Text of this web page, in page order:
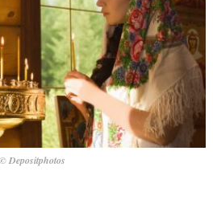
© Depositphotos